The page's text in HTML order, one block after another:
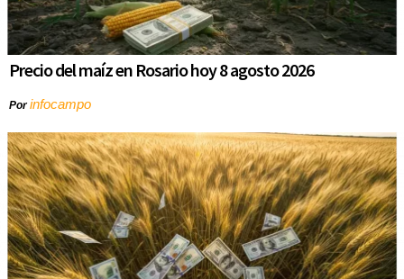
Precio del maíz en Rosario hoy 8 agosto 2026
Porinfocampo